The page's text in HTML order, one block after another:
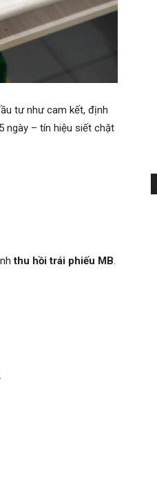
tư như cam kết, định
ngày – tín hiệu siết chặt
thu hồi trái phiếu MB.
.